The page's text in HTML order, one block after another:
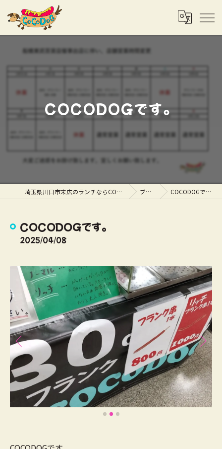
COCODOGです。
埼玉県川口市末広のランチならCOCODOG ブログ COCODOGです。
COCODOGです。
2025/04/08